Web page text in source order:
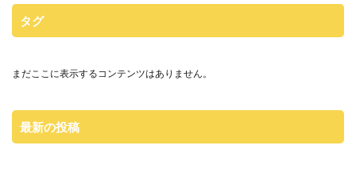
タグ
まだここに表示するコンテンツはありません。
最新の投稿